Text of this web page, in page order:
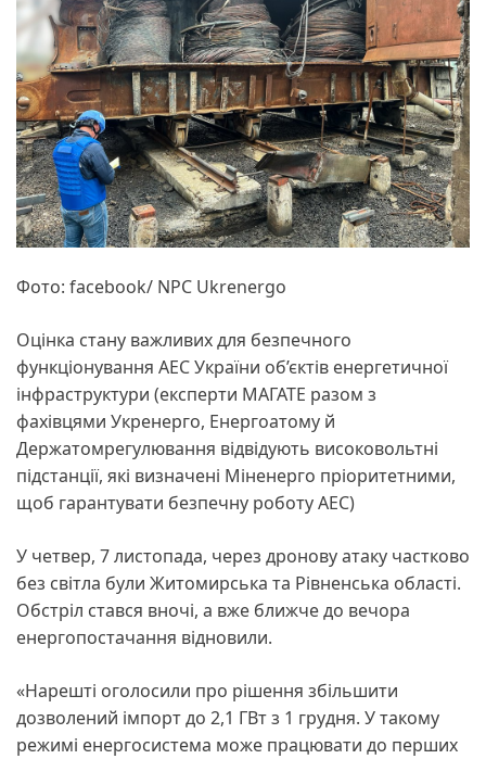
Фото: facebook/ NPC Ukrenergo
Оцінка стану важливих для безпечного
функціонування АЕС України об’єктів енергетичної
інфраструктури (експерти МАГАТЕ разом з
фахівцями Укренерго, Енергоатому й
Держатомрегулювання відвідують високовольтні
підстанції, які визначені Міненерго пріоритетними,
щоб гарантувати безпечну роботу АЕС)
У четвер, 7 листопада, через дронову атаку частково
без світла були Житомирська та Рівненська області.
Обстріл стався вночі, а вже ближче до вечора
енергопостачання відновили.
«Нарешті оголосили про рішення збільшити
дозволений імпорт до 2,1 ГВт з 1 грудня. У такому
режимі енергосистема може працювати до перших